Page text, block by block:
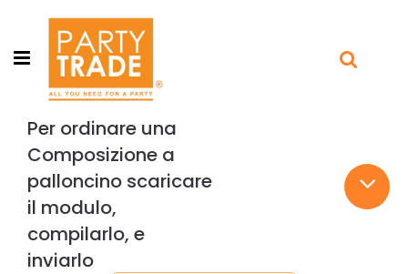
Open menu
Per ordinare una
Composizione a
palloncino scaricare
il modulo,
compilarlo, e
inviarlo